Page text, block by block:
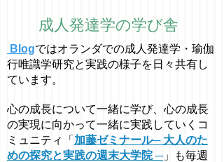
成人発達学の学び舎
Blogではオラ ンダでの成人発達学・ 瑜伽
行唯識学研究と実践の様子を日々共有し
ています。
心の成長について一緒に学び、心の成長
の実現に向かって一緒に実践していくコ
ミュニティ「 加藤ゼミナール─ 大人のた
めの探究と実践の週末大学院 ─」も毎週